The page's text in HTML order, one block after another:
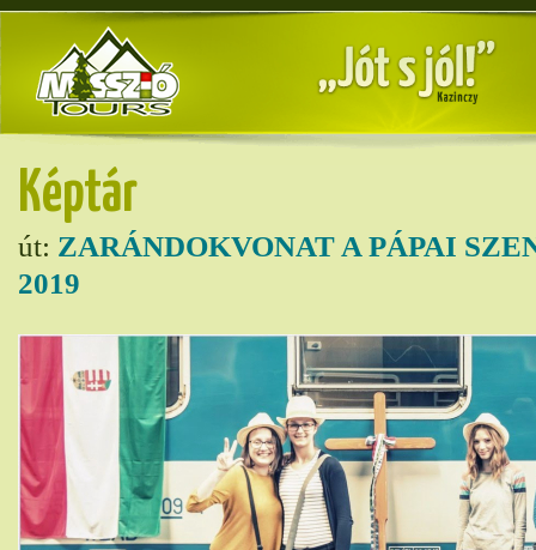
Képtár
út: ZARÁNDOKVONAT A PÁPAI
2019